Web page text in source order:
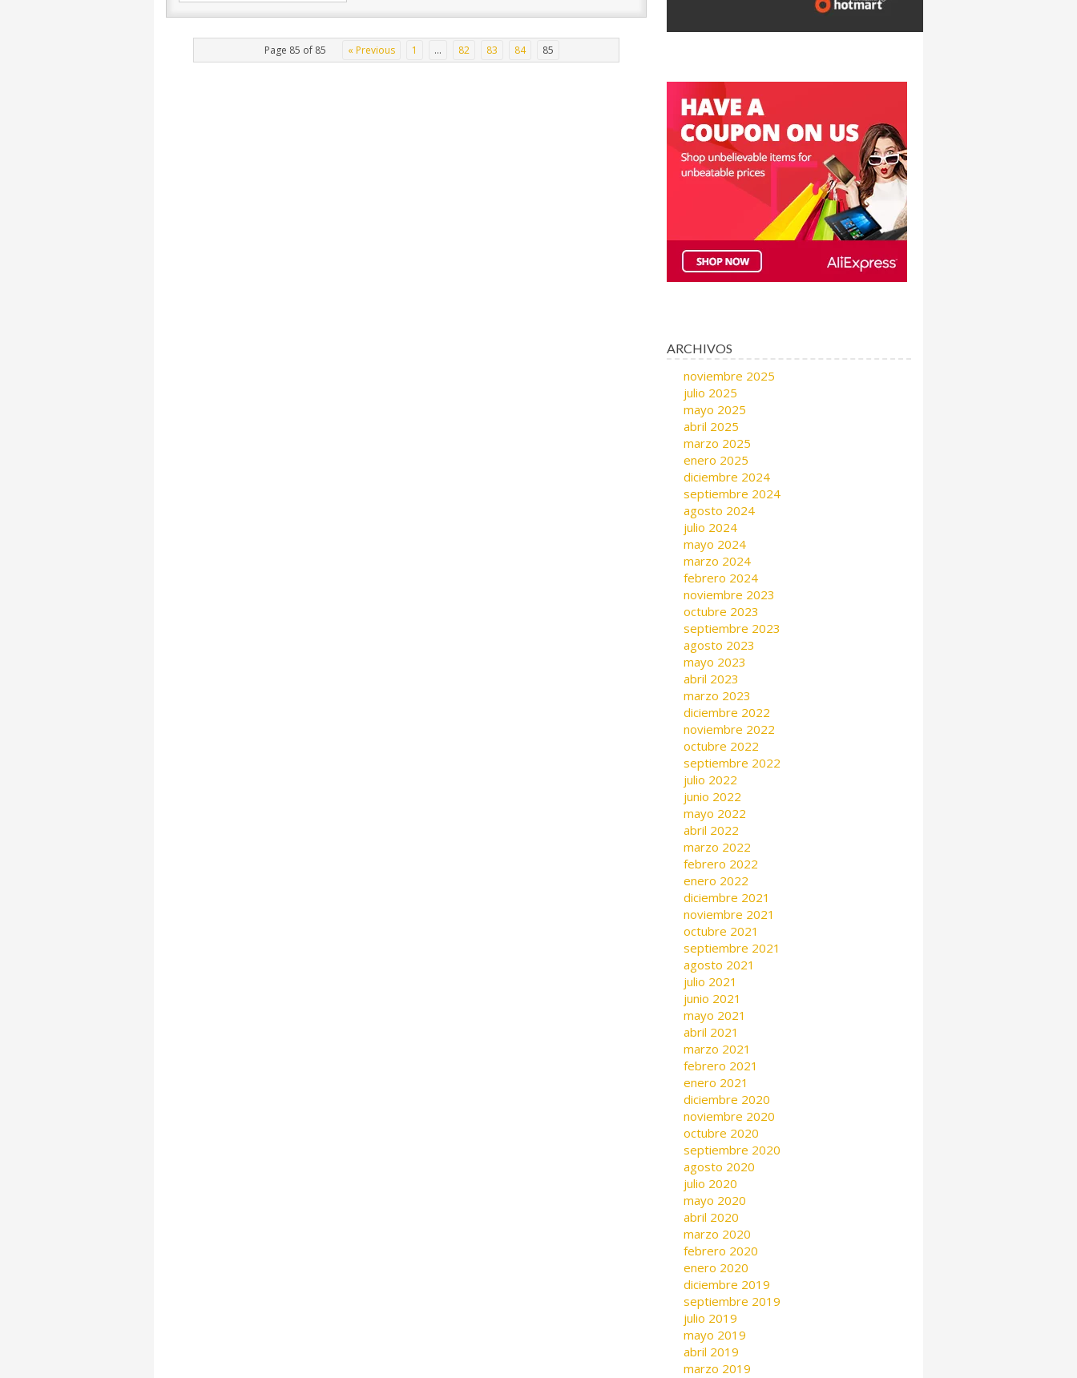
Page 85 of 85 « Previous 1 … 82 83 84 85
ARCHIVOS
noviembre 2025
julio 2025
mayo 2025
abril 2025
marzo 2025
enero 2025
diciembre 2024
septiembre 2024
agosto 2024
julio 2024
mayo 2024
marzo 2024
febrero 2024
noviembre 2023
octubre 2023
septiembre 2023
agosto 2023
mayo 2023
abril 2023
marzo 2023
diciembre 2022
noviembre 2022
octubre 2022
septiembre 2022
julio 2022
junio 2022
mayo 2022
abril 2022
marzo 2022
febrero 2022
enero 2022
diciembre 2021
noviembre 2021
octubre 2021
septiembre 2021
agosto 2021
julio 2021
junio 2021
mayo 2021
abril 2021
marzo 2021
febrero 2021
enero 2021
diciembre 2020
noviembre 2020
octubre 2020
septiembre 2020
agosto 2020
julio 2020
mayo 2020
abril 2020
marzo 2020
febrero 2020
enero 2020
diciembre 2019
septiembre 2019
julio 2019
mayo 2019
abril 2019
marzo 2019